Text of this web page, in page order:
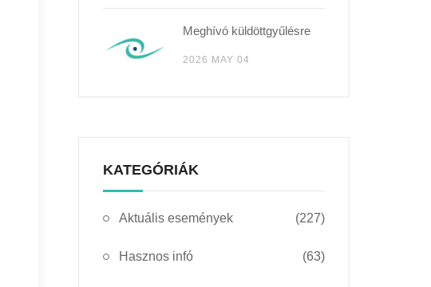
Meghívó küldöttgyűlésre
2026 MAY 04
KATEGÓRIÁK
Aktuális események (227)
Hasznos infó (63)